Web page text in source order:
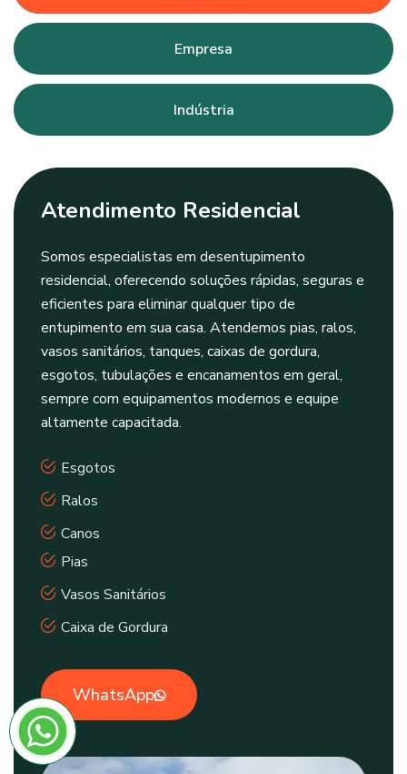
Empresa
Indústria
Atendimento Residencial
Somos especialistas em desentupimento
residencial, oferecendo soluções rápidas, seguras e
eficientes para eliminar qualquer tipo de
entupimento em sua casa. Atendemos pias, ralos,
vasos sanitários, tanques, caixas de gordura,
esgotos, tubulações e encanamentos em geral,
sempre com equipamentos modernos e equipe
altamente capacitada.
Esgotos
Ralos
Canos
Pias
Vasos Sanitários
Caixa de Gordura
WhatsApp